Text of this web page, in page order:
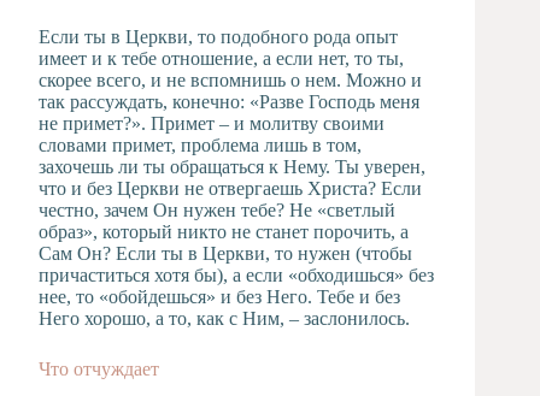
Если ты в Церкви, то подобного рода опыт
имеет и к тебе отношение, а если нет, то ты,
скорее всего, и не вспомнишь о нем. Можно и
так рассуждать, конечно: «Разве Господь меня
не примет?». Примет – и молитву своими
словами примет, проблема лишь в том,
захочешь ли ты обращаться к Нему. Ты уверен,
что и без Церкви не отвергаешь Христа? Если
честно, зачем Он нужен тебе? Не «светлый
образ», который никто не станет порочить, а
Сам Он? Если ты в Церкви, то нужен (чтобы
причаститься хотя бы), а если «обходишься» без
нее, то «обойдешься» и без Него. Тебе и без
Него хорошо, а то, как с Ним, – заслонилось.
Что отчуждает